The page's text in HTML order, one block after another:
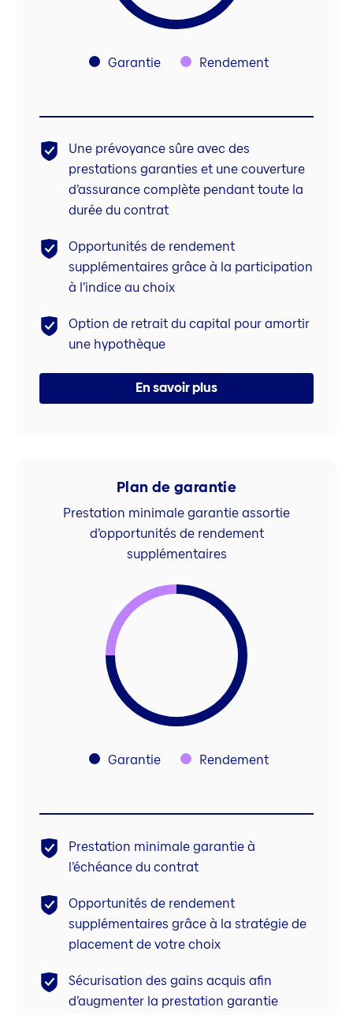
Garantie Rendement
Une prévoyance sûre avec des
prestations garanties et une couverture
d’assurance complète pendant toute la
durée du contrat
Opportunités de rendement
supplémentaires grâce à la participation
à l’indice au choix
Option de retrait du capital pour amortir
une hypothèque
En savoir plus
Plan de garantie
Prestation minimale garantie assortie
d’opportunités de rendement
supplémentaires
Garantie Rendement
Prestation minimale garantie à
l’échéance du contrat
Opportunités de rendement
supplémentaires grâce à la stratégie de
placement de votre choix
Sécurisation des gains acquis afin
d’augmenter la prestation garantie